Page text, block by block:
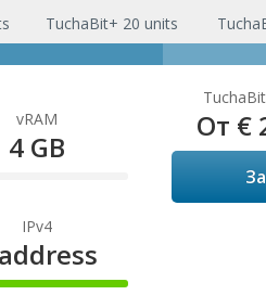
TuchaBit+ 20 units
vRAM
4 GB
IPv4
От €